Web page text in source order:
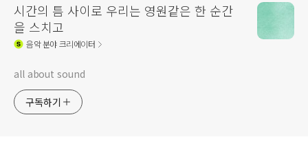
시간의 틈 사이로 우리는 영원같은 한 순간
을 스치고
음악분야 크리에이터
all about sound
구독하기